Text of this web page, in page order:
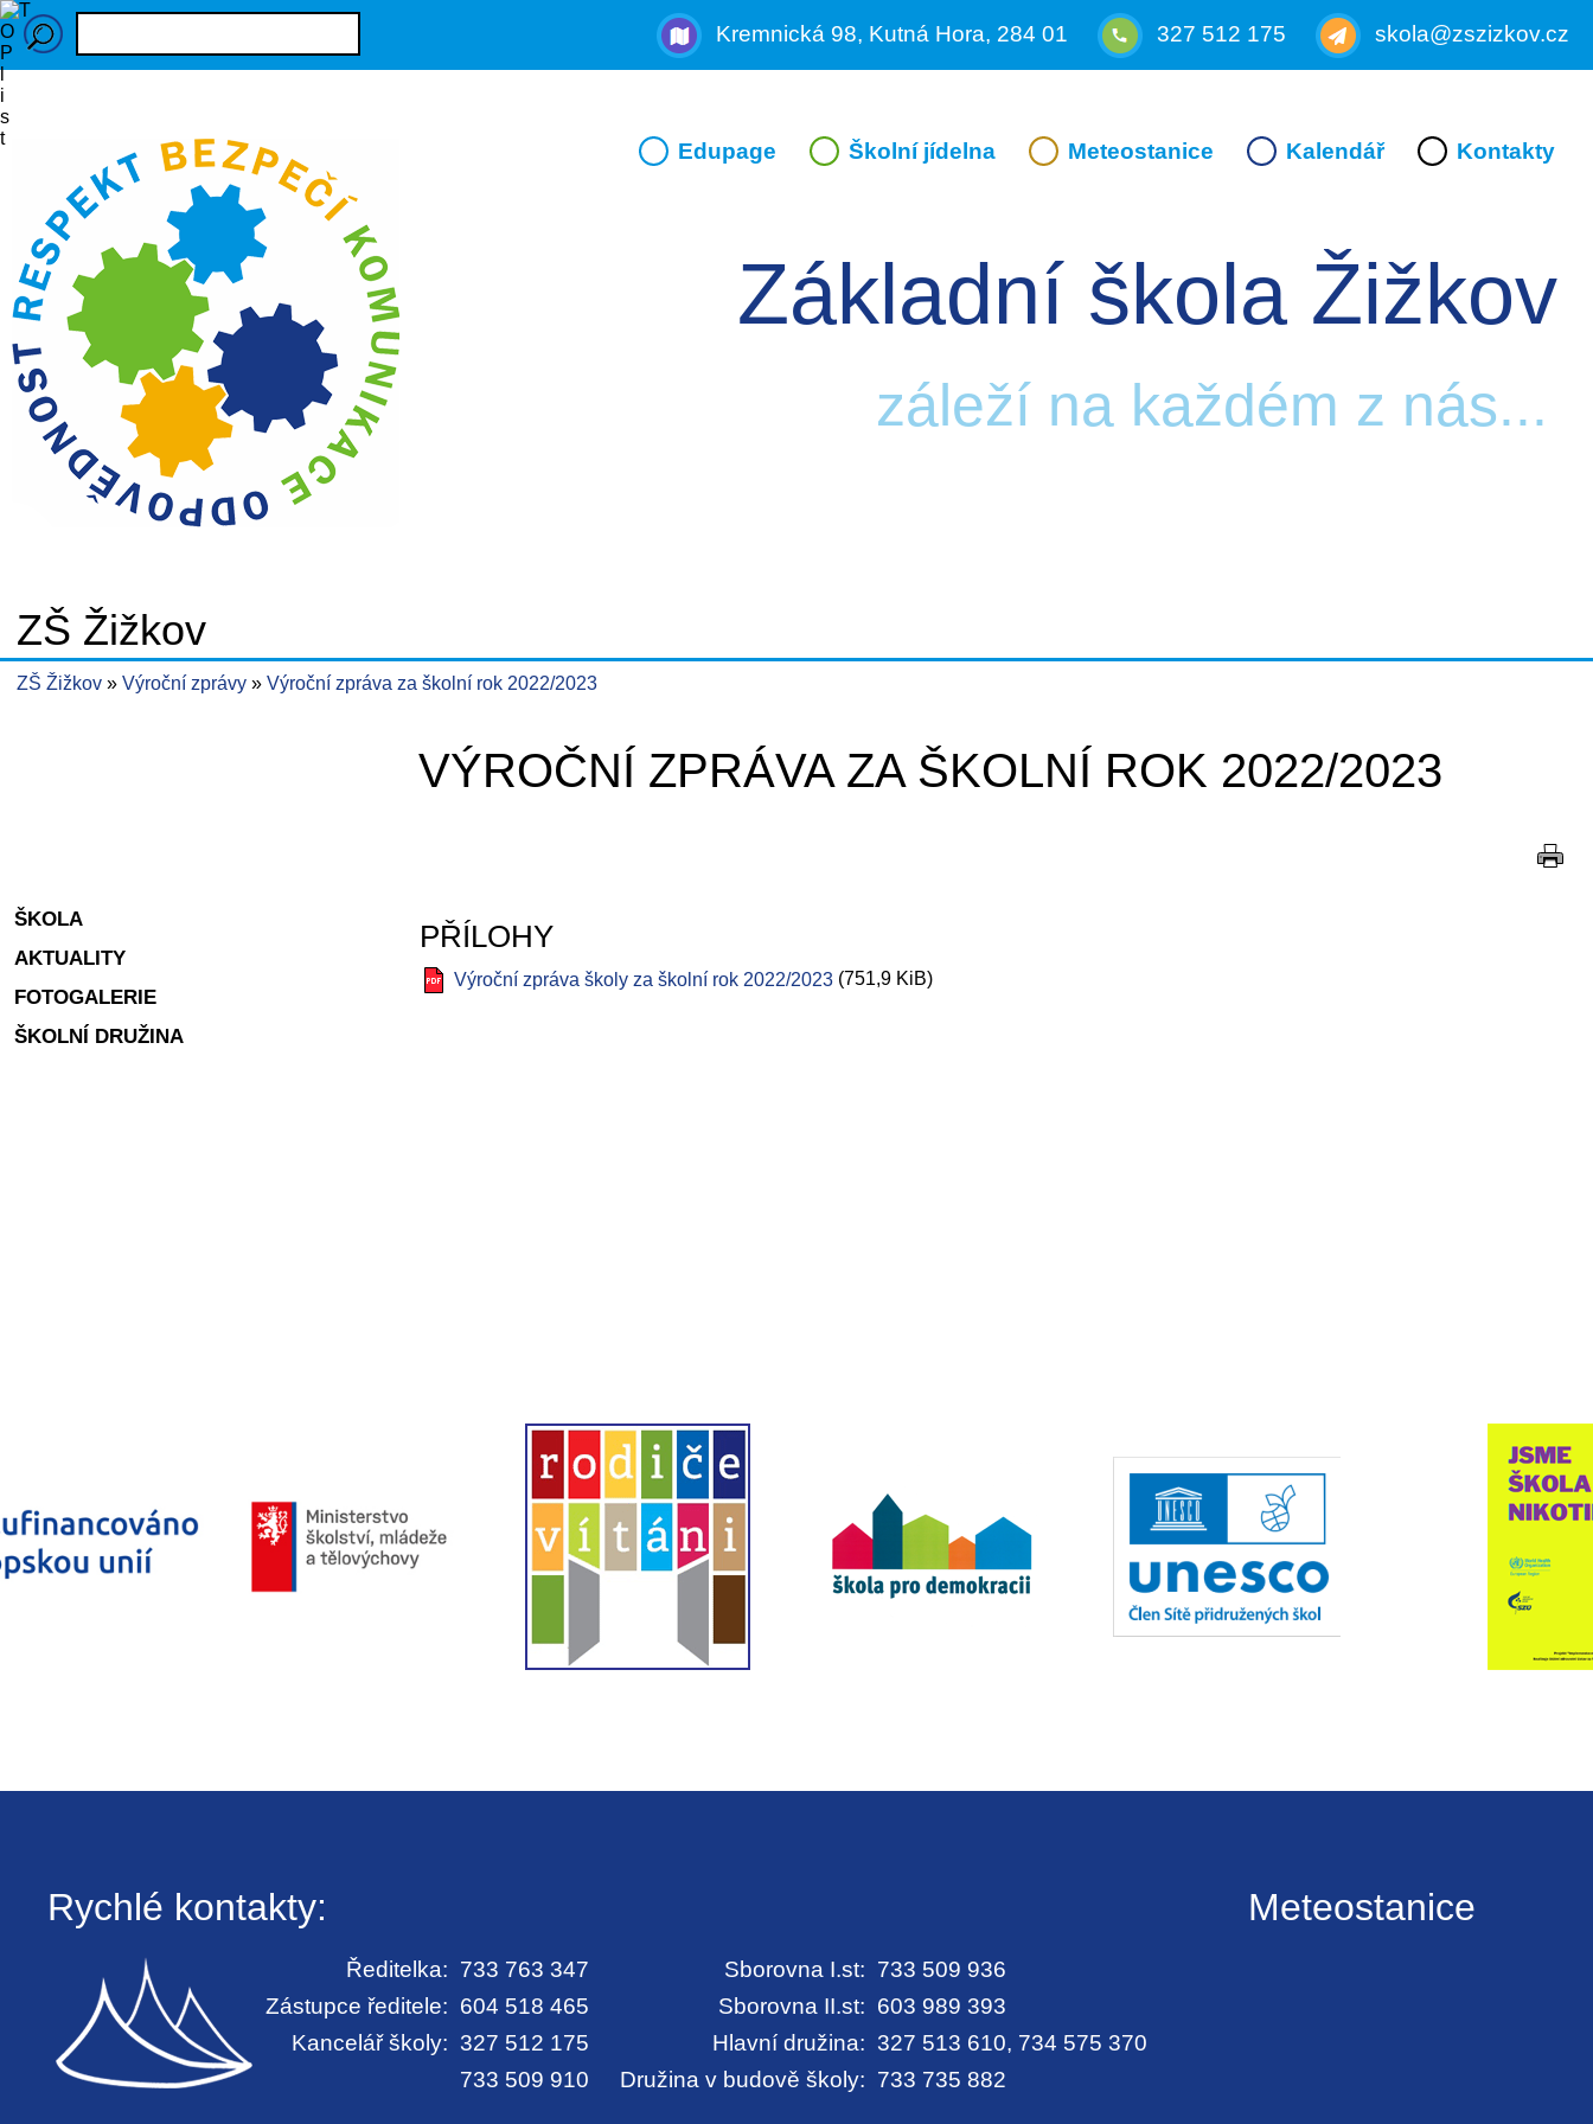
Kremnická 98, Kutná Hora, 284 01 327 512 175 skola@zszizkov.cz
Edupage Školní jídelna Meteostanice Kalendář Kontakty
Základní škola Žižkov
záleží na každém z nás...
ZŠ Žižkov
ZŠ Žižkov Výroční zprávy Výroční zpráva za školní rok 2022/2023
VÝROČNÍ ZPRÁVA ZA ŠKOLNÍ ROK 2022/2023
PŘÍLOHY
Výroční zpráva školy za školní rok 2022/2023 (751,9 KiB)
ŠKOLA
AKTUALITY
FOTOGALERIE
ŠKOLNÍ DRUŽINA
Rychlé kontakty:
Ředitelka: 733 763 347 Sborovna I.st: 733 509 936
Zástupce ředitele: 604 518 465 Sborovna II.st: 603 989 393
Kancelář školy: 327 512 175 Hlavní družina: 327 513 610, 734 575 370
733 509 910
Družina v budově školy: 733 735 882
Meteostanice